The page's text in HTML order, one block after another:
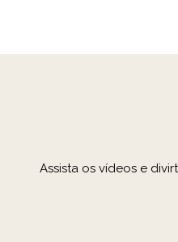
Assista os vídeos e